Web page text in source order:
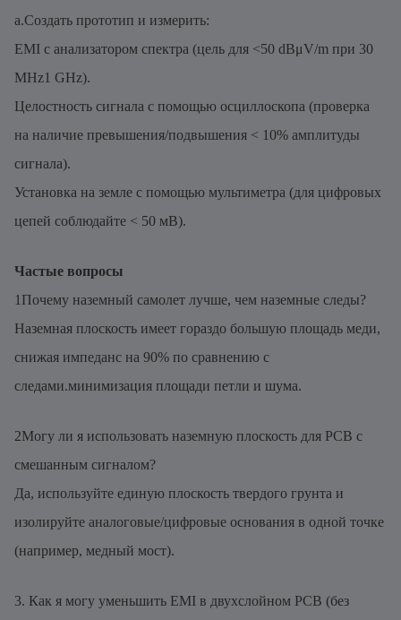
a.Создать прототип и измерить:
EMI с анализатором спектра (цель для <50 dBμV/m при 30
MHz1 GHz).
Целостность сигнала с помощью осциллоскопа (проверка
на наличие превышения/подвышения < 10% амплитуды
сигнала).
Установка на земле с помощью мультиметра (для цифровых
цепей соблюдайте < 50 мВ).
Частые вопросы
1Почему наземный самолет лучше, чем наземные следы?
Наземная плоскость имеет гораздо большую площадь меди,
снижая импеданс на 90% по сравнению с
следами.минимизация площади петли и шума.
2Могу ли я использовать наземную плоскость для PCB с
смешанным сигналом?
Да, используйте единую плоскость твердого грунта и
изолируйте аналоговые/цифровые основания в одной точке
(например, медный мост).
3. Как я могу уменьшить EMI в двухслойном PCB (без